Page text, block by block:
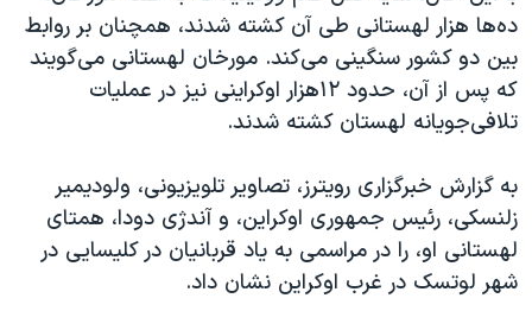
همایش محافظه‌کاران آمریکا «سی‌پک»
صفحه‌های ویژه
سفر پرزیدنت ترامپ به چین
ده‌ها هزار لهستانی طی آن کشته شدند، همچنان بر روابط
بین دو کشور سنگینی می‌کند. مورخان لهستانی می‌گویند
که پس از آن، حدود ۱۲هزار اوکراینی نیز در عملیات
تلافی‌جویانه لهستان کشته شدند.
به گزارش خبرگزاری رویترز، تصاویر تلویزیونی، ولودیمیر
زلنسکی، رئیس جمهوری اوکراین، و آندژی دودا، همتای
لهستانی او، را در مراسمی به یاد قربانیان در کلیسایی در
شهر لوتسک در غرب اوکراین نشان داد.